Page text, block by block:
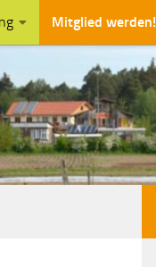
Mitglied werden!